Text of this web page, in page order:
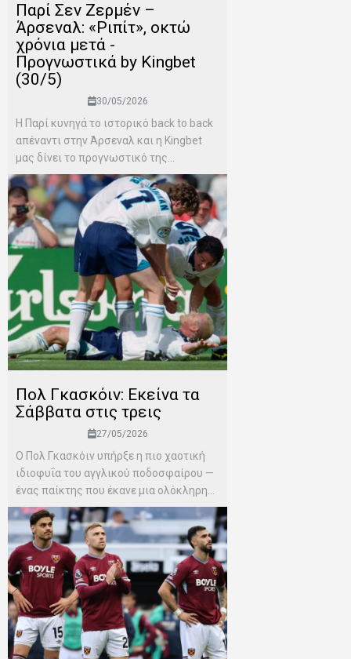
Παρί Σεν Ζερμέν –
Άρσεναλ: «Ριπίτ», οκτώ
χρόνια μετά -
Προγνωστικά by Kingbet
(30/5)
30/05/2026
Η Παρί κυνηγά το ιστορικό back to back
απέναντι στην Άρσεναλ και η Kingbet
μας δίνει το προγνωστικό της...
Πολ Γκασκόιν: Εκείνα τα
Σάββατα στις τρεις
27/05/2026
Ο Πολ Γκασκόιν υπήρξε η πιο χαοτική
ιδιοφυΐα του αγγλικού ποδοσφαίρου —
ένας παίκτης που έκανε μια ολόκληρη...